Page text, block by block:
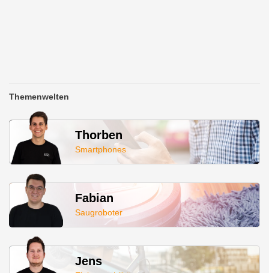
Themenwelten
Thorben
Smartphones
Fabian
Saugroboter
Jens